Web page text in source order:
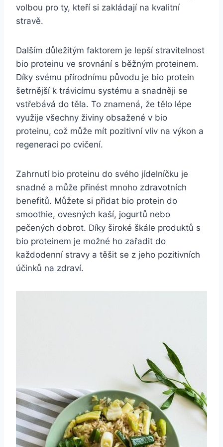
volbou pro ty, kteří si zakládají na kvalitní
stravě.
Dalším důležitým faktorem je lepší ⁢stravitelnost
bio proteinu ve ‍srovnání s běžným proteinem.
Díky ⁢svému přírodnímu původu je bio ⁢protein⁣
šetrnější k trávicímu systému ⁣a⁣ snadněji se⁣
vstřebává do těla. To znamená, že tělo lépe
‍využije ​všechny ⁣živiny obsažené v bio
proteinu,⁣ což může mít pozitivní vliv na⁢ výkon a
regeneraci po ‌cvičení.
Zahrnutí⁣ bio ⁤proteinu do svého jídelníčku je
⁣snadné a ⁣může​ přinést mnoho ‍zdravotních
benefitů. Můžete si přidat ​bio protein do
smoothie,‌ ovesných kaší, ⁤jogurtů nebo
pečených dobrot. Díky široké škále produktů s
bio ⁤proteinem je možné⁣ ho zařadit do
každodenní ‌stravy⁤ a těšit se z jeho pozitivních⁢
účinků ‌na zdraví.